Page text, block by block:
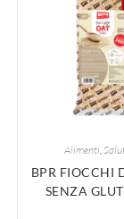
Alimenti,
BPR FIOCCHI
SENZA